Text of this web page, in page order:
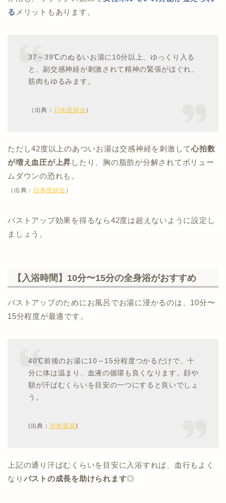
る メリットもあります。
37～39℃のぬるいお湯に10分以上、ゆっくり入る
と、副交感神経が刺激されて精神の緊張がほぐれ、
筋肉もゆるみます。
（出典： 日本医師会）
ただし42度以上のあついお湯は交感神経を刺激して心拍数
が増え血圧が上昇 したり、胸の脂肪が分解されてボリュー
ムダウンの恐れも。
（出典： 日本医師会 ）
バストアップ効果を得るなら42度は超えないように設定し
ましょう。
【入浴時間】10分〜15分の全身浴がおすすめ
バストアップのためにお風呂でお湯に浸かるのは、10分〜
15分程度が最適です。
40℃前後のお湯に10～15分程度つかるだけで、十
分に体は温まり、血液の循環も良くなります。顔や
額が汗ばむくらいを目安の一つにすると良いでしょ
う。
(出典： 沢井製薬)
上記の通り汗ばむくらいを目安に入浴すれば、血行もよく
なり バストの成長を助けられます◎